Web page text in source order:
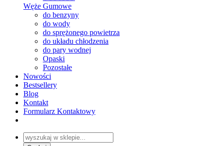
Węże Gumowe
do benzyny
do wody
do sprężonego powietrza
do układu chłodzenia
do pary wodnej
Opaski
Pozostałe
Nowości
Bestsellery
Blog
Kontakt
Formularz Kontaktowy